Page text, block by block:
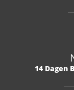
14 Dagen